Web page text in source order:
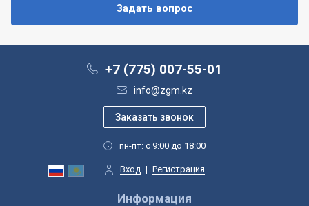
+7 (775) 007-55-01
info@zgm.kz
пн-пт: с 9:00 до 18:00
Вход | Регистрация
Информация